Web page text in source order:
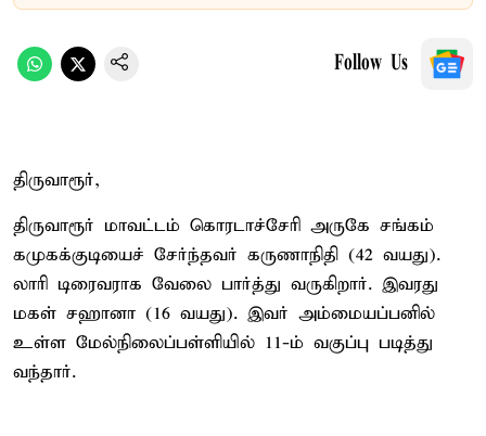
Follow Us
திருவாரூர்,
திருவாரூர் மாவட்டம் கொரடாச்சேரி அருகே சங்கம்
கமுகக்குடியைச் சேர்ந்தவர் கருணாநிதி (42 வயது).
லாரி டிரைவராக வேலை பார்த்து வருகிறார். இவரது
மகள் சஹானா (16 வயது). இவர் அம்மையப்பனில்
உள்ள மேல்நிலைப்பள்ளியில் 11-ம் வகுப்பு படித்து
வந்தார்.